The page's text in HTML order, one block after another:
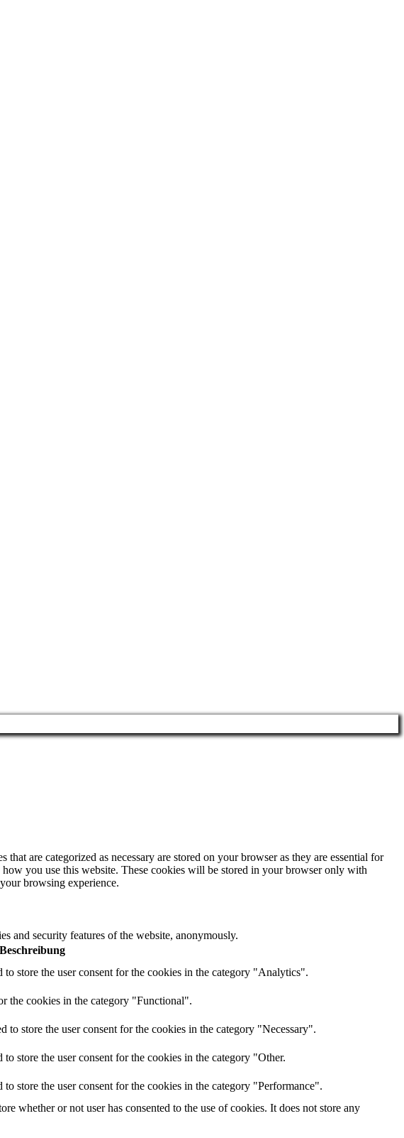
are categorized as necessary are stored on your browser as they are essential for
you use this website. These cookies will be stored in your browser only with
browsing experience.
and security features of the website, anonymously.
Beschreibung
store the user consent for the cookies in the category "Analytics".
the cookies in the category "Functional".
store the user consent for the cookies in the category "Necessary".
store the user consent for the cookies in the category "Other.
store the user consent for the cookies in the category "Performance".
whether or not user has consented to the use of cookies. It does not store any